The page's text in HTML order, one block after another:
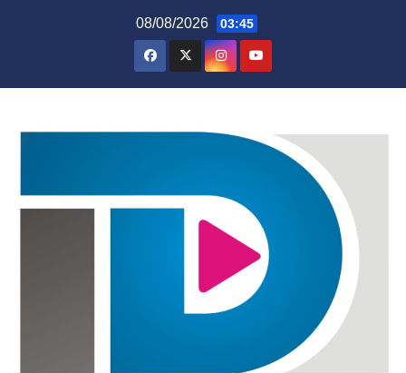
08/08/2026 03:45